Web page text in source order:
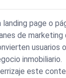
landing page o
de
usuarios
inmobiliario.
este